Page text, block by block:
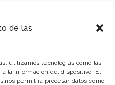
de las
utilizamos tecnologías como las
la información del dispositivo. El
nos permitirá procesar datos como